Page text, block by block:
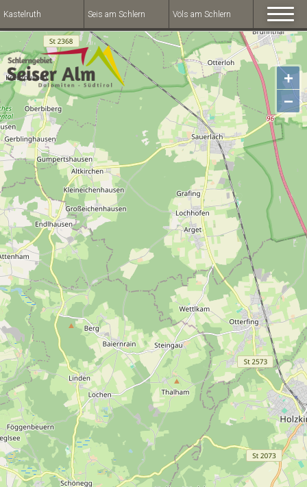
Kastelruth Seis am Schlern Völs am Schlern
+
−